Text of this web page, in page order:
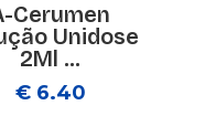
Cerumen
Unidose
2Ml ...
€ 6.40